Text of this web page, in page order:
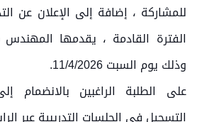
للمشاركة ، إضافة إلى الإعلان عن
الفترة القادمة ، يقدمها
وذلك يوم السبت 11/4/2026.
على الطلبة الراغبين بالانضمام
التسجيل في الجلسات التدريبية عبر